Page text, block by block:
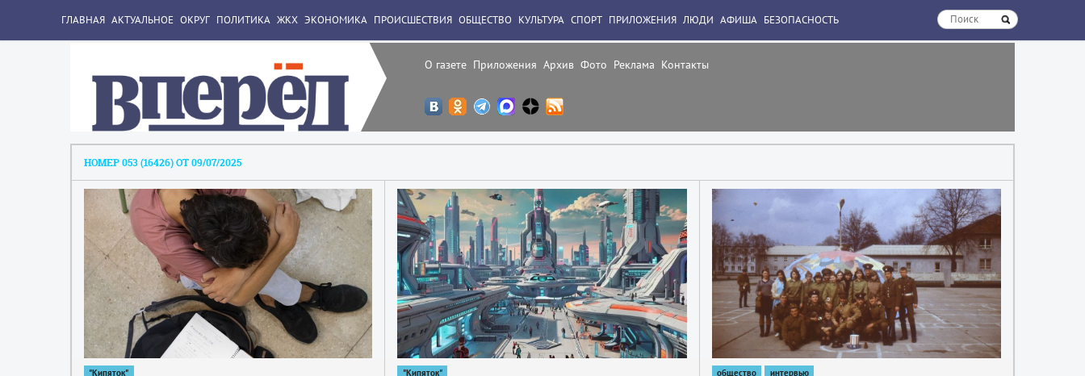
О газете Приложения Архив Фото Реклама Контакты
ГЛАВНАЯ АКТУАЛЬНОЕ ОКРУГ ПОЛИТИКА ЖКХ ЭКОНОМИКА ПРОИСШЕСТВИЯ ОБЩЕСТВО КУЛЬТУРА СПОРТ ПРИЛОЖЕНИЯ ЛЮДИ АФИША БЕЗОПАСНОСТЬ
НОМЕР 053 (16426) ОТ 09/07/2025
"Кипяток"
1
"Кипяток"
1
общество интервью